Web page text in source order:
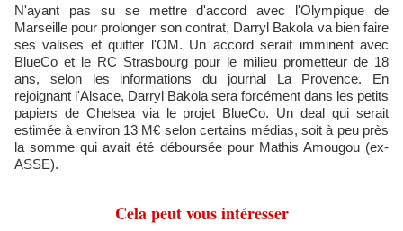
N'ayant pas su se mettre d'accord avec l'Olympique de
Marseille pour prolonger son contrat, Darryl Bakola va bien faire
ses valises et quitter l'OM. Un accord serait imminent avec
BlueCo et le RC Strasbourg pour le milieu prometteur de 18
ans, selon les informations du journal La Provence. En
rejoignant l'Alsace, Darryl Bakola sera forcément dans les petits
papiers de Chelsea via le projet BlueCo. Un deal qui serait
estimée à environ 13 M€ selon certains médias, soit à peu près
la somme qui avait été déboursée pour Mathis Amougou (ex-
ASSE).
Cela peut vous intéresser